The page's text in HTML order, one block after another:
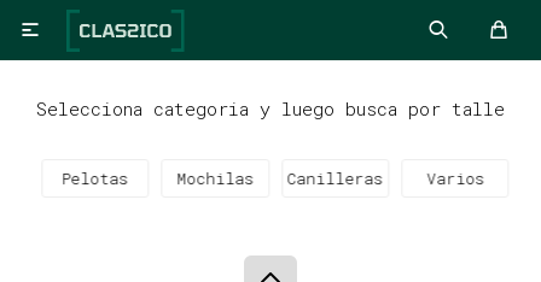

Selecciona categoria y luego busca por talle
Pelotas Mochilas Canilleras Varios